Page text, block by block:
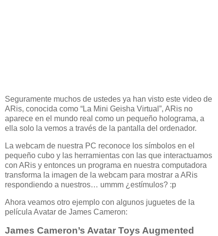
Seguramente muchos de ustedes ya han visto este video de
ARis, conocida como “La Mini Geisha Virtual”, ARis no
aparece en el mundo real como un pequeño holograma, a
ella solo la vemos a través de la pantalla del ordenador.
La webcam de nuestra PC reconoce los símbolos en el
pequeño cubo y las herramientas con las que interactuamos
con ARis y entonces un programa en nuestra computadora
transforma la imagen de la webcam para mostrar a ARis
respondiendo a nuestros… ummm ¿estímulos? :p
Ahora veamos otro ejemplo con algunos juguetes de la
película Avatar de James Cameron:
James Cameron’s Avatar Toys Augmented